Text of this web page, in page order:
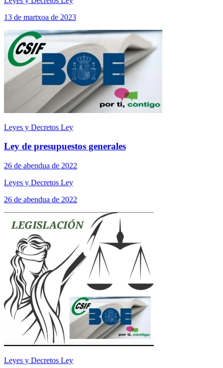
13 de martxoa de 2023
Leyes y Decretos Ley
Ley de presupuestos generales
26 de abendua de 2022
Leyes y Decretos Ley
26 de abendua de 2022
Leyes y Decretos Ley